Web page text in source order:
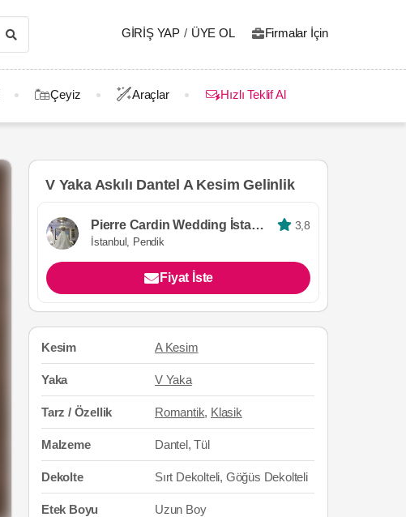
GIRIŞ YAP / ÜYE OL Firmalar İçin
Çeyiz Araçlar Hızlı Teklif Al
V Yaka Askılı Dantel A Kesim Gelinlik
Pierre Cardin Wedding İstanbul 3,8
İstanbul, Pendik
Fiyat İste
Kesim A Kesim
Yaka V Yaka
Tarz / Özellik Romantik, Klasik
Malzeme Dantel, Tül
Dekolte Sırt Dekolteli, Göğüs Dekolteli
Etek Boyu Uzun Boy